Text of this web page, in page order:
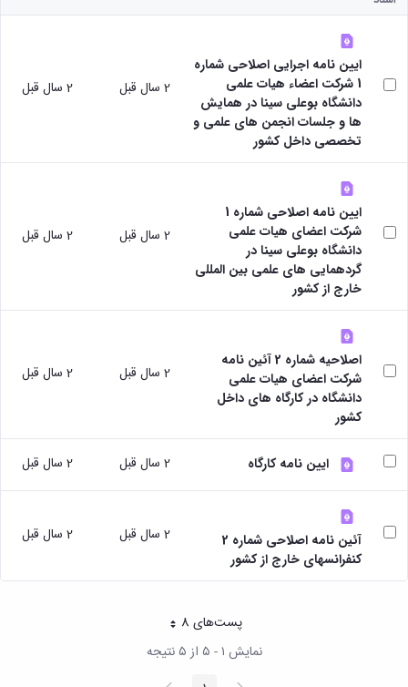
مرکز
نشر
رئیس
دفتر
ارتباط
با
صنعت
رئیس
آزمایشگاه
مرکزی
معاون
مدیر
امور
پژوهشی
کارکنان
ارتباط با
معاونت
نشانی
ونقشه
ارتباط
با
کارکنان
ارتباط
با
صنعت
مرکز
تحقیقات
و فناوری
مرکز
تحقیقات
شیمی
گیاهی
پژوهشکده
آب
آزمایشگاه
تحقیقاتی
آزمایشگاه
مرکزی
آزمایشگاه
تنش
پسماند
آزمایشگاه
مقاومت
مصالح
مواد
آزمایشگاه
باستان
شناسی
آزمایشگاه
هوش
ربات
با
صنعت
آزمایشگاه
مرکزی
مرکز
نشر
شوراها و
کارگروه‌ها
شورای
پژوهشی
شورای
انتشارات
اتاق
فکر
پژوهشی
کارگروه
سنجی
کارگروه
اخلاق
پزشکی
کارگروه
اخلاق
در
پژوهش
کرسی
نظریه
پردازی
دانشگاه
آیین
نامه
های
کتاب
ها
آیین
نامه
ها
آیین
نامه
های
مجلات
آیین
نامه
های
کنفرانس
ها
آیین
نامه
های
اعضای
هیات
علمی
سایر
آیین
نامه
ها
ایین نامه اجرایی اصلاحی شماره
1 شرکت اعضاء هیات علمی
دانشگاه بوعلی سینا در همایش
ها و جلسات انجمن های علمی و
تخصصی داخل کشور
2 سال قبل 2 سال قبل
ایین نامه اصلاحی شماره 1
شرکت اعضای هیات علمی
دانشگاه بوعلی سینا در
گردهمایی های علمی بین المللی
خارج از کشور
2 سال قبل 2 سال قبل
اصلاحیه شماره 2 آئین نامه
شرکت اعضای هیات علمی
دانشگاه در کارگاه های داخل
کشور
2 سال قبل 2 سال قبل
ایین نامه کارگاه 2 سال قبل 2 سال قبل
آئین نامه اصلاحی شماره 2
کنفرانسهای خارج از کشور
2 سال قبل 2 سال قبل
پست‌‌های 8هر صفحه
نمایش ۱ - ۵ از ۵ نتیجه